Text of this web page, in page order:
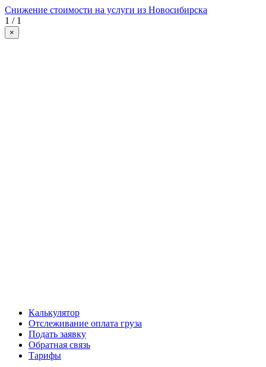
Снижение стоимости на услуги из Новосибирска
1 / 1
×
Калькулятор
Отслеживание оплата груза
Подать заявку
Обратная связь
Тарифы